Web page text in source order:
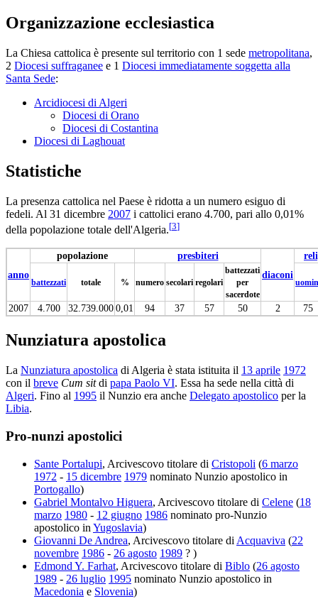
Organizzazione ecclesiastica
La Chiesa cattolica è presente sul territorio con 1 sede metropolitana,
2 Diocesi suffraganee e 1 Diocesi immediatamente soggetta alla
Santa Sede:
Arcidiocesi di Algeri
Diocesi di Orano
Diocesi di Costantina
Diocesi di Laghouat
Statistiche
La presenza cattolica nel Paese è ridotta a un numero esiguo di
fedeli. Al 31 dicembre 2007 i cattolici erano 4.700, pari allo 0,01%
della popolazione totale dell'Algeria.[3]
anno
popolazione
presbiteri
diaconi
battezzati totale % numero secolari regolari
battezzati
per
sacerdote
2007 4.700 32.739.0000,01 94 37 57 50 2 75
Nunziatura apostolica
La Nunziatura apostolica di Algeria è stata istituita il 13 aprile 1972
con il breve Cum sitdi papa Paolo VI. Essa ha sede nella città di
Algeri. Fino al 1995 il Nunzio era anche Delegato apostolico per la
Libia.
Pro-nunzi apostolici
Sante Portalupi, Arcivescovo titolare di Cristopoli (6 marzo
1972 - 15 dicembre 1979 nominato Nunzio apostolico in
Portogallo)
Gabriel Montalvo Higuera, Arcivescovo titolare di Celene (18
marzo 1980 - 12 giugno 1986 nominato pro-Nunzio
apostolico in Yugoslavia)
Giovanni De Andrea, Arcivescovo titolare di Acquaviva (22
novembre 1986 - 26 agosto 1989 ? )
Edmond Y. Farhat, Arcivescovo titolare di Biblo (26 agosto
1989 - 26 luglio 1995 nominato Nunzio apostolico in
Macedonia e Slovenia)